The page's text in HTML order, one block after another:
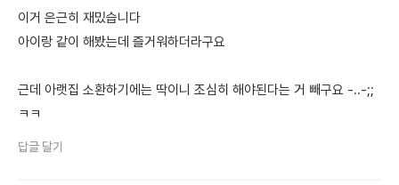
이거 은근히 재밌습니다
아이랑 같이 해봤는데 즐거워하더라구요
근데 아랫집 소환하기에는 딱이니 조심히 해야된다는 거 빼구요 -..-;;
ㅋㅋ
답글 달기